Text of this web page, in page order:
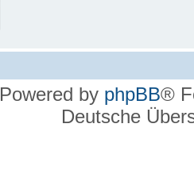
Powered by phpBB®
Deutsche